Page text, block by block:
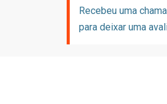
Recebeu uma
para deixar uma